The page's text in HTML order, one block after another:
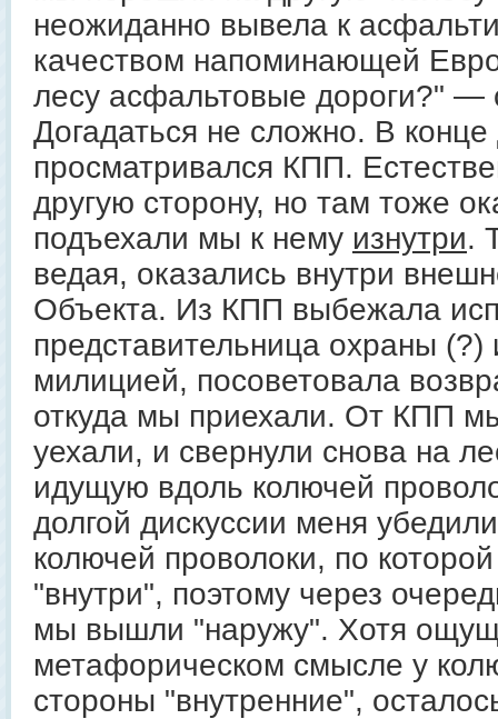
неожиданно вывела к
качеством напоминающей
лесу асфальтовые дороги?" —
Догадаться не сложно. В конце
просматривался КПП.
другую сторону, но там тоже
подъехали мы к нему изнутри.
ведая, оказались внутри
Объекта. Из КПП выбежала
представительница охраны (?)
милицией, посоветовала
откуда мы приехали. От КПП
уехали, и свернули снова на
идущую вдоль колючей
долгой дискуссии меня
колючей проволоки, по
"внутри", поэтому через
мы вышли "наружу". Хотя
метафорическом смысле у
стороны "внутренние",